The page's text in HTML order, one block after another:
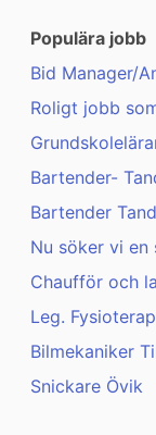
Populära jobb
Bid Manager/
Roligt jobb
Bartender-
Bartender
Nu söker vi en
Chaufför och
Leg.
Bilmekaniker
Snickare Övik